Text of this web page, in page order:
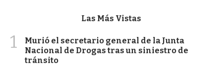
Las Más Vistas
1
Murió el secretario general de la Junta
Nacional de Drogas tras un siniestro de
tránsito